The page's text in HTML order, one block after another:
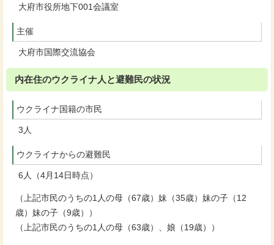
大府市役所地下001会議室
主催
大府市国際交流協会
内在住のウクライナ人と避難民の状況
ウクライナ国籍の市民
3人
ウクライナからの避難民
6人（4月14日時点）
（上記市民のうちの1人の母（67歳）妹（35歳）妹の子（12
歳）妹の子（9歳））
（上記市民のうちの1人の母（63歳）、娘（19歳））